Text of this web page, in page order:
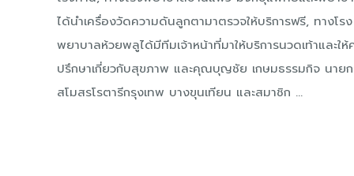
ได้นำเครื่องวัดความดันลูกตามาตรวจให้บริการฟรี, ทางโรง
พยาบาลห้วยพลูได้มีทีมเจ้าหน้าที่มาให้บริการนวดเท้าและให้
ปรึกษาเกี่ยวกับสุขภาพ และคุณบุญชัย เกษมธรรมกิจ นายก
สโมสรโรตารีกรุงเทพ บางขุนเทียน และสมาชิก …